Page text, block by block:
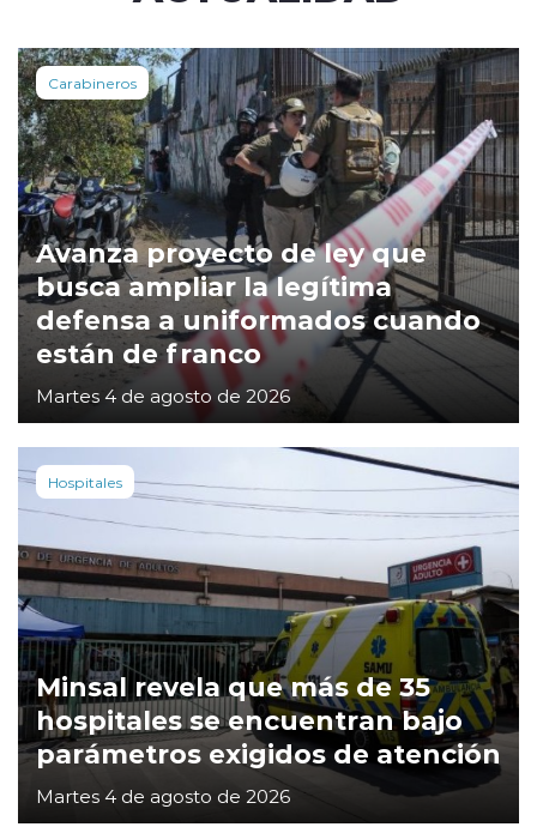
Carabineros
Avanza proyecto de ley que
busca ampliar la legítima
defensa a uniformados cuando
están de franco
Martes 4 de agosto de 2026
Hospitales
Minsal revela que más de 35
hospitales se encuentran bajo
parámetros exigidos de atención
Martes 4 de agosto de 2026